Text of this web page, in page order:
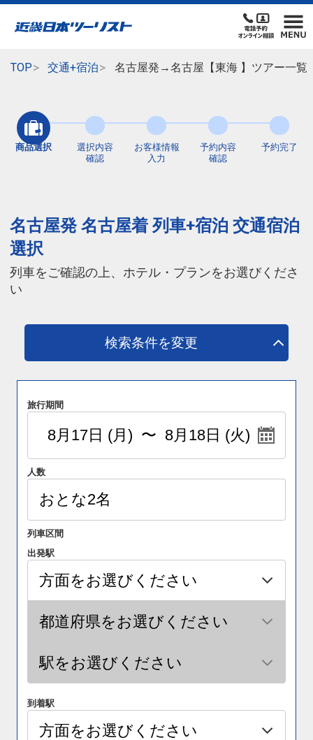
TOP 交通+宿泊 名古屋発→名古屋【東海 】ツアー一覧
商品選択
選択内容
確認
お客様情報
入力
予約内容
確認
予約完了
名古屋発 名古屋着 列車+宿泊 交通宿泊
選択
列車をご確認の上、ホテル・プランをお選びくださ
い
検索条件を変更
旅行期間
人数
列車区間
出発駅
到着駅